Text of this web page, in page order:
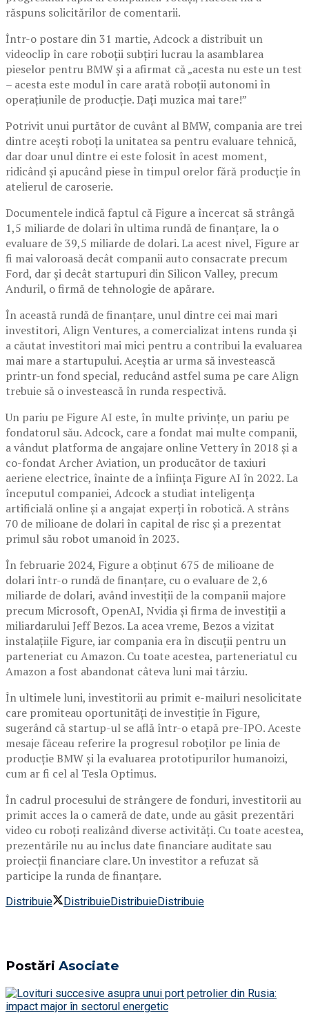
răspuns solicitărilor de comentarii.
Într-o postare din 31 martie, Adcock a distribuit un
videoclip în care roboții subțiri lucrau la asamblarea
pieselor pentru BMW și a afirmat că „acesta nu este un test
– acesta este modul în care arată roboții autonomi în
operațiunile de producție. Dați muzica mai tare!”
Potrivit unui purtător de cuvânt al BMW, compania are trei
dintre acești roboți la unitatea sa pentru evaluare tehnică,
dar doar unul dintre ei este folosit în acest moment,
ridicând și apucând piese în timpul orelor fără producție în
atelierul de caroserie.
Documentele indică faptul că Figure a încercat să strângă
1,5 miliarde de dolari în ultima rundă de finanțare, la o
evaluare de 39,5 miliarde de dolari. La acest nivel, Figure ar
fi mai valoroasă decât companii auto consacrate precum
Ford, dar și decât startupuri din Silicon Valley, precum
Anduril, o firmă de tehnologie de apărare.
În această rundă de finanțare, unul dintre cei mai mari
investitori, Align Ventures, a comercializat intens runda și
a căutat investitori mai mici pentru a contribui la evaluarea
mai mare a startupului. Aceștia ar urma să investească
printr-un fond special, reducând astfel suma pe care Align
trebuie să o investească în runda respectivă.
Un pariu pe Figure AI este, în multe privințe, un pariu pe
fondatorul său. Adcock, care a fondat mai multe companii,
a vândut platforma de angajare online Vettery în 2018 și a
co-fondat Archer Aviation, un producător de taxiuri
aeriene electrice, înainte de a înființa Figure AI în 2022. La
începutul companiei, Adcock a studiat inteligența
artificială online și a angajat experți în robotică. A strâns
70 de milioane de dolari în capital de risc și a prezentat
primul său robot umanoid în 2023.
În februarie 2024, Figure a obținut 675 de milioane de
dolari într-o rundă de finanțare, cu o evaluare de 2,6
miliarde de dolari, având investiții de la companii majore
precum Microsoft, OpenAI, Nvidia și firma de investiții a
miliardarului Jeff Bezos. La acea vreme, Bezos a vizitat
instalațiile Figure, iar compania era în discuții pentru un
parteneriat cu Amazon. Cu toate acestea, parteneriatul cu
Amazon a fost abandonat câteva luni mai târziu.
În ultimele luni, investitorii au primit e-mailuri nesolicitate
care promiteau oportunități de investiție în Figure,
sugerând că startup-ul se află într-o etapă pre-IPO. Aceste
mesaje făceau referire la progresul roboților pe linia de
producție BMW și la evaluarea prototipurilor humanoizi,
cum ar fi cel al Tesla Optimus.
În cadrul procesului de strângere de fonduri, investitorii au
primit acces la o cameră de date, unde au găsit prezentări
video cu roboți realizând diverse activități. Cu toate acestea,
prezentările nu au inclus date financiare auditate sau
proiecții financiare clare. Un investitor a refuzat să
participe la runda de finanțare.
Distribuie DistribuieDistribuieDistribuie
Postări Asociate